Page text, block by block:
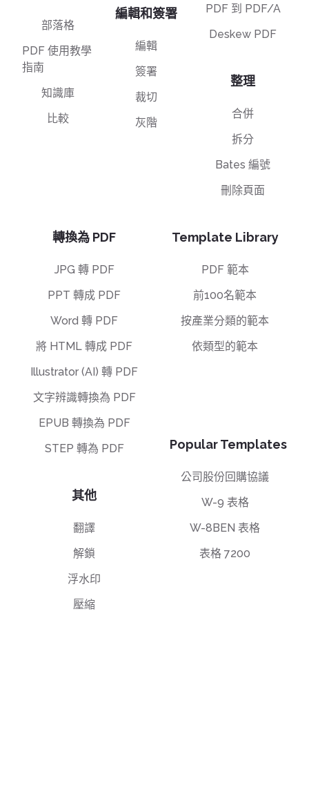
部落格
PDF 使用教學
指南
知識庫
比較
編輯和簽署
編輯
簽署
裁切
灰階
PDF 到 PDF/A
Deskew PDF
整理
合併
拆分
Bates 編號
刪除頁面
轉換為 PDF
JPG 轉 PDF
PPT 轉成 PDF
Word 轉 PDF
將 HTML 轉成 PDF
Illustrator (AI) 轉 PDF
文字辨識轉換為 PDF
EPUB 轉換為 PDF
STEP 轉為 PDF
其他
翻譯
解鎖
浮水印
壓縮
Template Library
PDF 範本
前100名範本
按產業分類的範本
依類型的範本
Popular Templates
公司股份回購協議
W-9 表格
W-8BEN 表格
表格 7200